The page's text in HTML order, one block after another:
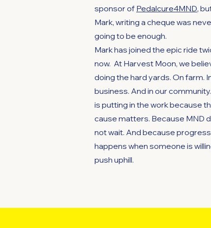
sponsor of Pedalcure4MND,
Mark, writing a cheque was
going to be enough.
Mark has joined the epic ride
now. At Harvest Moon, we
doing the hard yards. On farm.
business. And in our
is putting in the work because
cause matters. Because MND
not wait. And because
happens when someone is
push uphill.